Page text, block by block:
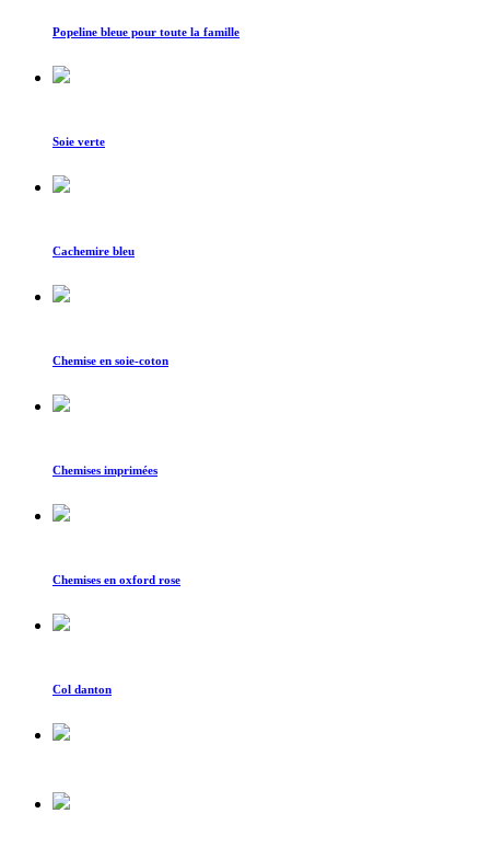
Popeline bleue pour toute la famille
Soie verte
Cachemire bleu
Chemise en soie-coton
Chemises imprimées
Chemises en oxford rose
Col danton